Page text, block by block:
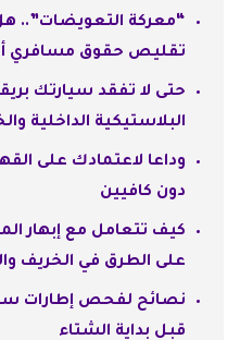
“معركة التعويضات”..
تقليص حقوق مسافري
حتى لا تفقد سيارتك
البلاستيكية الداخلية
وداعا لاعتمادك على
دون كافيين
كيف تتعامل مع إبهار
على الطرق في الخريف
نصائح لفحص إطارات
قبل بداية الشتاء